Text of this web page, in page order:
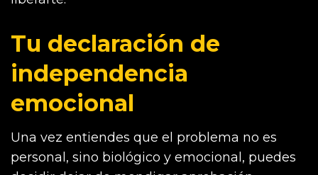
Tu declaración de
independencia
emocional
Una vez entiendes que el problema no es
personal, sino biológico y emocional, puedes